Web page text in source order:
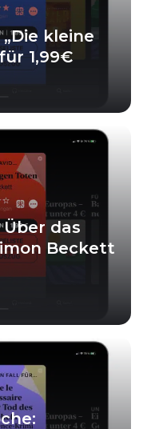
kleine
1,99€
das
Beckett